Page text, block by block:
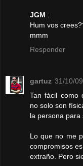
JGM :
Hum vos
mmm
Responder
gartuz 31/10/
Tan fácil como
no solo son
la persona para
Lo que no me
compromisos
extraño. Pero